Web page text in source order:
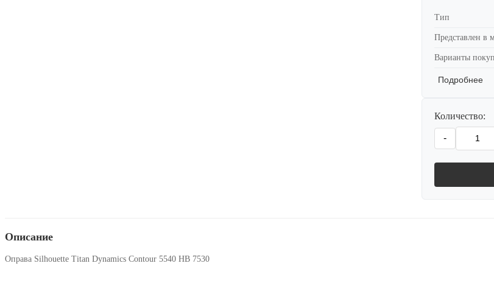
Тип
Представлен в
Варианты
Подробнее
Количество:
-
Описание
Оправа Silhouette Titan Dynamics Contour 5540 HB 7530